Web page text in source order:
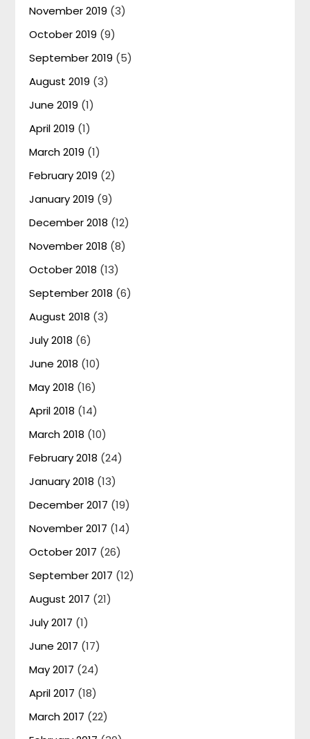
November 2019 (3)
October 2019 (9)
September 2019 (5)
August 2019 (3)
June 2019 (1)
April 2019 (1)
March 2019 (1)
February 2019 (2)
January 2019 (9)
December 2018 (12)
November 2018 (8)
October 2018 (13)
September 2018 (6)
August 2018 (3)
July 2018 (6)
June 2018 (10)
May 2018 (16)
April 2018 (14)
March 2018 (10)
February 2018 (24)
January 2018 (13)
December 2017 (19)
November 2017 (14)
October 2017 (26)
September 2017 (12)
August 2017 (21)
July 2017 (1)
June 2017 (17)
May 2017 (24)
April 2017 (18)
March 2017 (22)